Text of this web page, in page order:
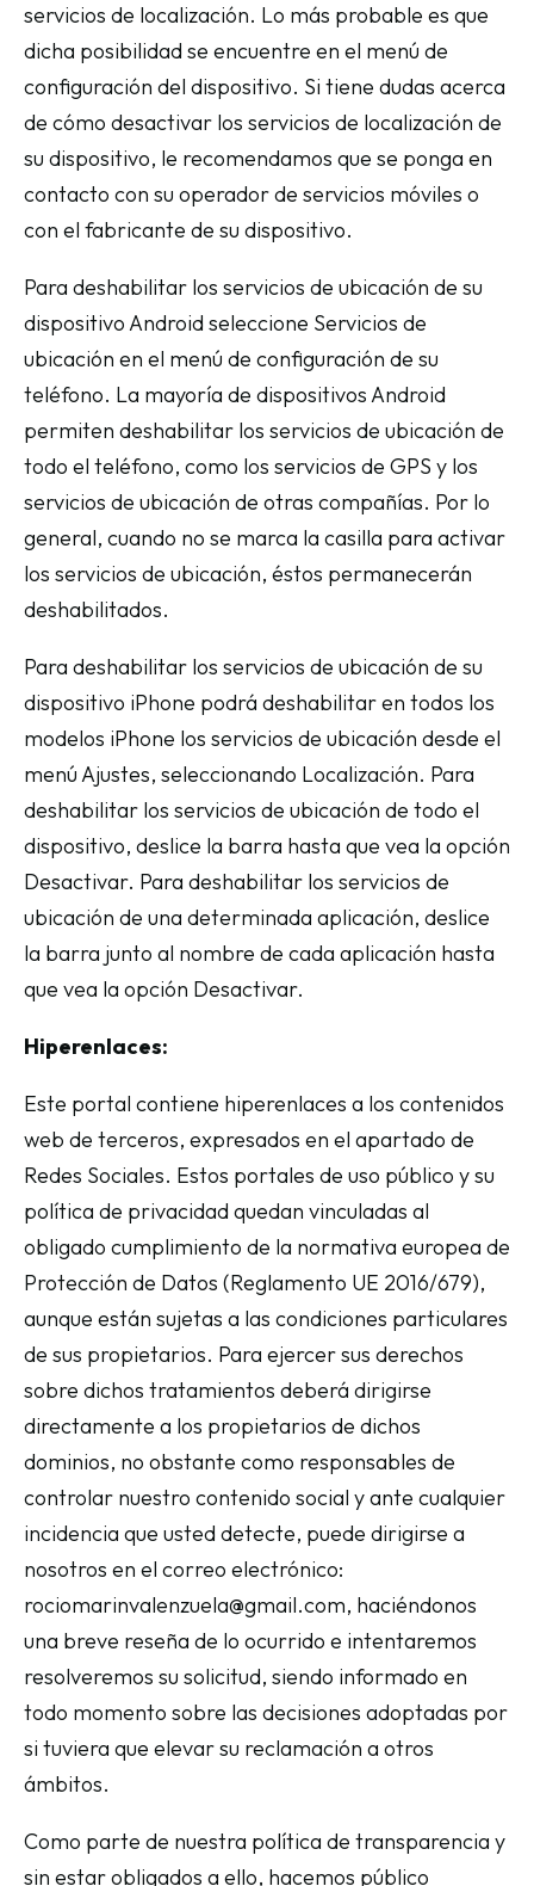
servicios de localización. Lo más probable es que
dicha posibilidad se encuentre en el menú de
configuración del dispositivo. Si tiene dudas acerca
de cómo desactivar los servicios de localización de
su dispositivo, le recomendamos que se ponga en
contacto con su operador de servicios móviles o
con el fabricante de su dispositivo.
Para deshabilitar los servicios de ubicación de su
dispositivo Android seleccione Servicios de
ubicación en el menú de configuración de su
teléfono. La mayoría de dispositivos Android
permiten deshabilitar los servicios de ubicación de
todo el teléfono, como los servicios de GPS y los
servicios de ubicación de otras compañías. Por lo
general, cuando no se marca la casilla para activar
los servicios de ubicación, éstos permanecerán
deshabilitados.
Para deshabilitar los servicios de ubicación de su
dispositivo iPhone podrá deshabilitar en todos los
modelos iPhone los servicios de ubicación desde el
menú Ajustes, seleccionando Localización. Para
deshabilitar los servicios de ubicación de todo el
dispositivo, deslice la barra hasta que vea la opción
Desactivar. Para deshabilitar los servicios de
ubicación de una determinada aplicación, deslice
la barra junto al nombre de cada aplicación hasta
que vea la opción Desactivar.
Hiperenlaces:
Este portal contiene hiperenlaces a los contenidos
web de terceros, expresados en el apartado de
Redes Sociales. Estos portales de uso público y su
política de privacidad quedan vinculadas al
obligado cumplimiento de la normativa europea de
Protección de Datos (Reglamento UE 2016/679),
aunque están sujetas a las condiciones particulares
de sus propietarios. Para ejercer sus derechos
sobre dichos tratamientos deberá dirigirse
directamente a los propietarios de dichos
dominios, no obstante como responsables de
controlar nuestro contenido social y ante cualquier
incidencia que usted detecte, puede dirigirse a
nosotros en el correo electrónico:
rociomarinvalenzuela@gmail.com, haciéndonos
una breve reseña de lo ocurrido e intentaremos
resolveremos su solicitud, siendo informado en
todo momento sobre las decisiones adoptadas por
si tuviera que elevar su reclamación a otros
ámbitos.
Como parte de nuestra política de transparencia y
sin estar obligados a ello, hacemos público